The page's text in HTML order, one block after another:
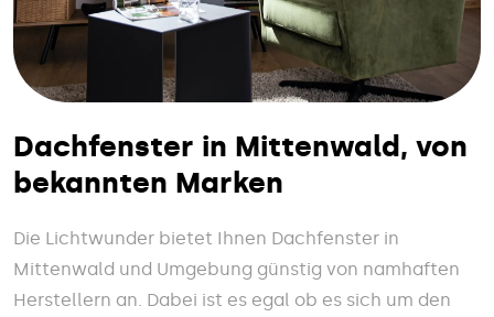
Dachfenster in Mittenwald, von
bekannten Marken
Die Lichtwunder bietet Ihnen Dachfenster in
Mittenwald und Umgebung günstig von namhaften
Herstellern an. Dabei ist es egal ob es sich um den